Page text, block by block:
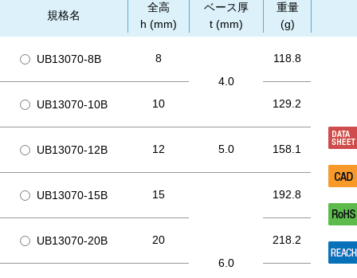
規格名
全高
h (mm)
ベース厚
t (mm)
重量
(g)
UB13070-8B
8
4.0
118.8
UB13070-10B 10 129.2
UB13070-12B 12 5.0 158.1
UB13070-15B 15
6.0
192.8
UB13070-20B 20 218.2